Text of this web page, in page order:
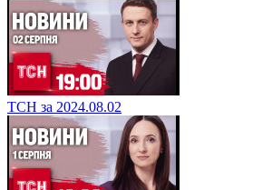
ТСН за 2024.08.02